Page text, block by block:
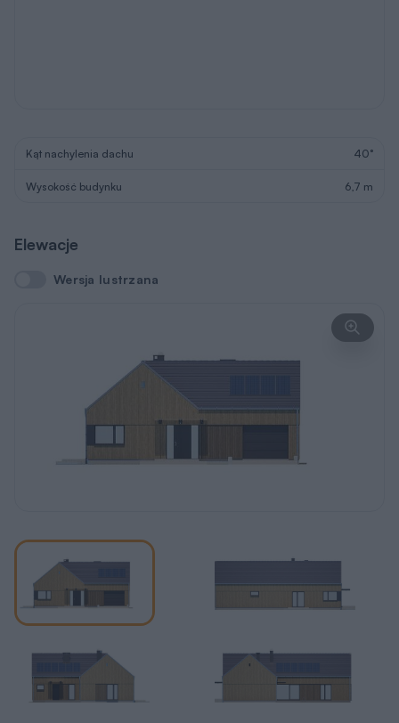
Kąt nachylenia dachu 40°
Wysokość budynku 6,7 m
Elewacje
Wersja lustrzana
Wersja lustrzana